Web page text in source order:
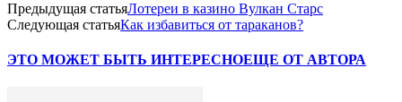
Предыдущая статьяЛотереи в казино Вулкан Старс
Следующая статьяКак избавиться от тараканов?
ЭТО МОЖЕТ БЫТЬ ИНТЕРЕСНОЕЩЕ ОТ АВТОРА